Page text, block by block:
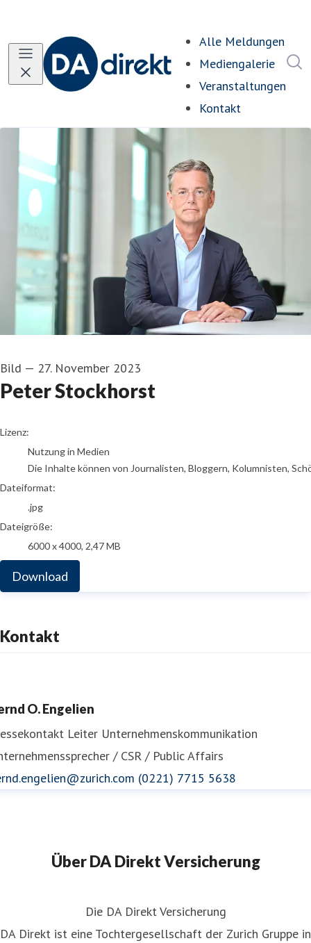
Alle Meldungen
Mediengalerie
Veranstaltungen
Kontakt
Bild — 27. November 2023
Peter Stockhorst
go to media item
Lizenz:
Nutzung in Medien
Die Inhalte können von Journalisten, Bloggern, Kolumnisten,
Dateiformat:
.jpg
Dateigröße:
6000 x 4000, 2,47 MB
Download
Kontakt
O. Engelien
Leiter Unternehmenskommunikation
/ CSR / Public Affairs
(0221) 7715 5638
Über DA Direkt Versicherung
Die DA Direkt Versicherung
DA Direkt ist eine Tochtergesellschaft der Zurich Gruppe in